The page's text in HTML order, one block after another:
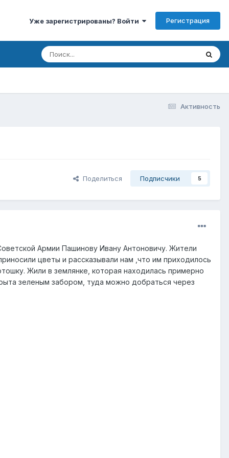
Уже зарегистрированы? Войти Регистрация
Активность
Поделиться Подписчики 5
Армии Пашинову Ивану Антоновичу. Жители
цветы и рассказывали нам ,что им приходилось
Жили в землянке, которая находилась примерно
зеленым забором, туда можно добраться через